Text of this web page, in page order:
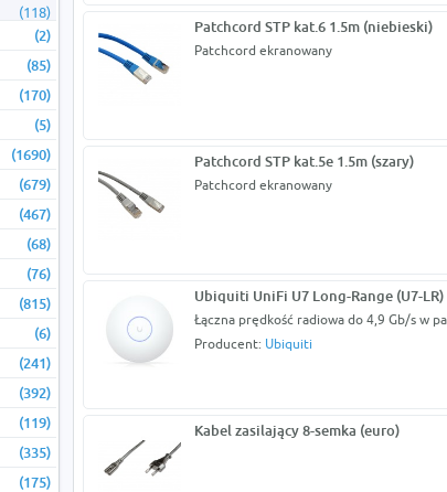
(118)
(2)
(85)
(170)
(5)
(1690)
(679)
(467)
(68)
(76)
(815)
(6)
(241)
(392)
(119)
(335)
(175)
Patchcord STP kat.6 1.5m (niebieski)
Patchcord ekranowany
Patchcord STP kat.5e 1.5m (szary)
Patchcord ekranowany
Ubiquiti UniFi U7 Long-Range (U7-LR)
Łączna prędkość radiowa do 4,9 Gb/s w
Producent: Ubiquiti
Kabel zasilający 8-semka (euro)